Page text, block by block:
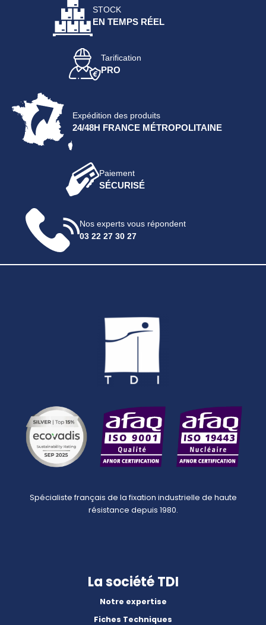
STOCK
EN TEMPS RÉEL
Tarification
PRO
Expédition des produits
24/48H FRANCE MÉTROPOLITAINE
Paiement
SÉCURISÉ
Nos experts vous répondent
03 22 27 30 27
Spécialiste français de la fixation industrielle de haute
résistance depuis 1980.
La société TDI
Notre expertise
Fiches Techniques